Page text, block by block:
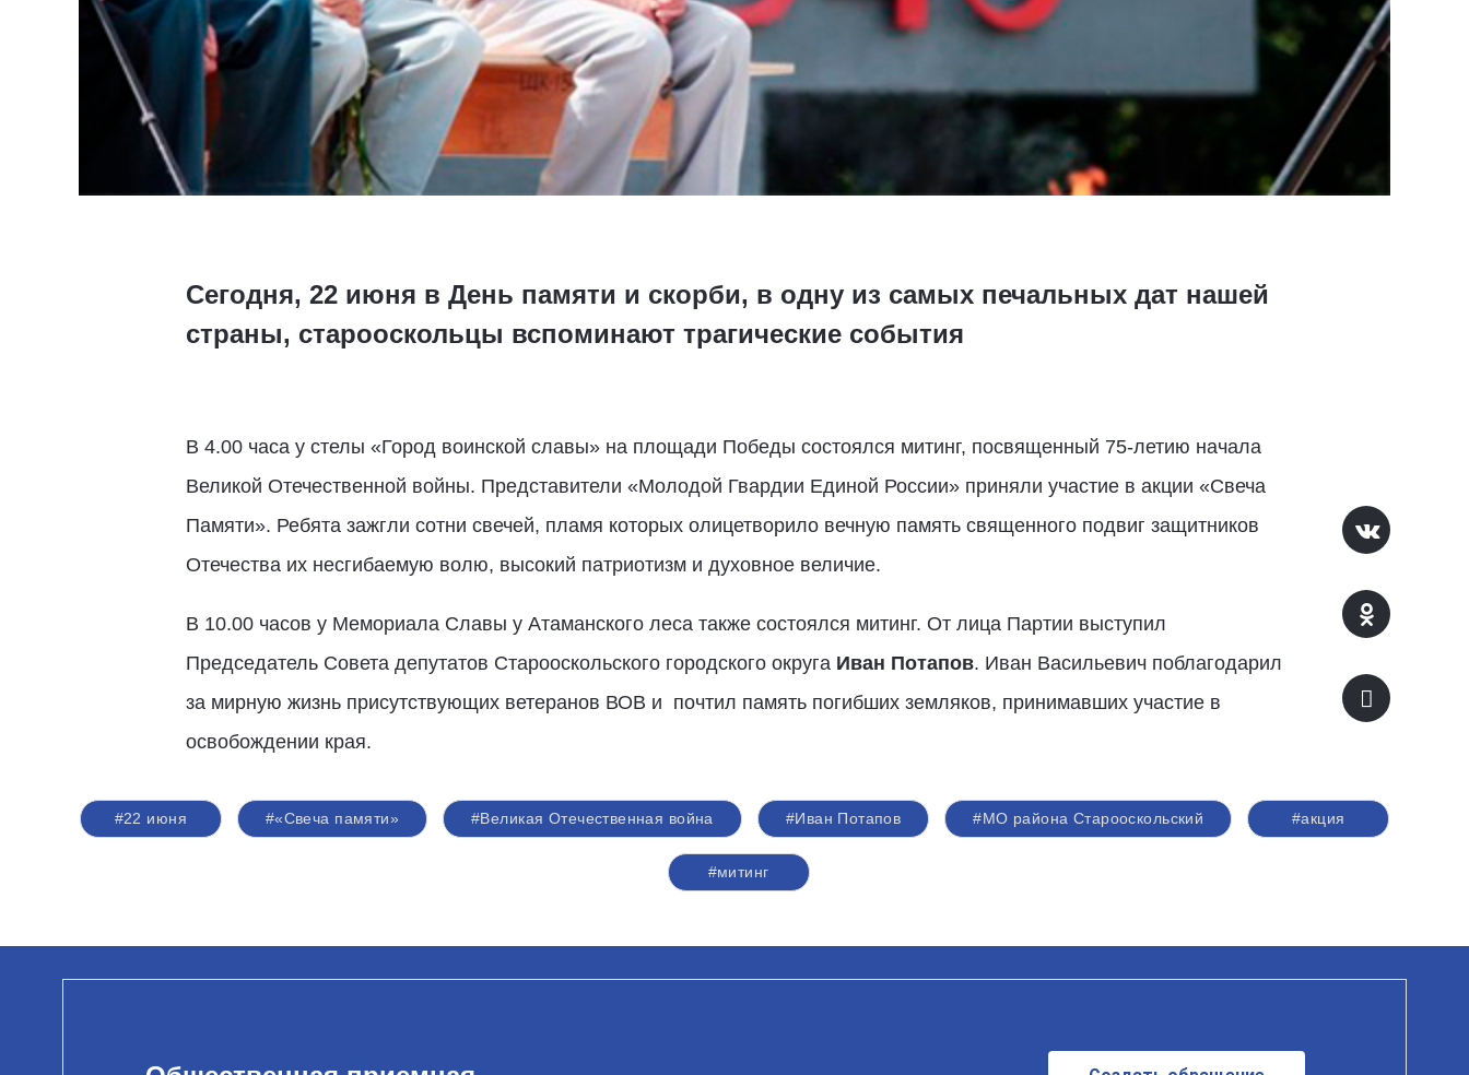
Сегодня, 22 июня в День памяти и скорби, в одну из самых печальных дат нашей
страны, старооскольцы вспоминают трагические события
В 4.00 часа у стелы «Город воинской славы» на площади Победы состоялся митинг, посвященный 75-летию начала
Великой Отечественной войны. Представители «Молодой Гвардии Единой России» приняли участие в акции «Свеча
Памяти». Ребята зажгли сотни свечей, пламя которых олицетворило вечную память священного подвиг защитников
Отечества их несгибаемую волю, высокий патриотизм и духовное величие.
В 10.00 часов у Мемориала Славы у Атаманского леса также состоялся митинг. От лица Партии выступил
Председатель Совета депутатов Старооскольского городского округа Иван Потапов. Иван Васильевич поблагодарил
за мирную жизнь присутствующих ветеранов ВОВ и почтил память погибших земляков, принимавших участие в
освобождении края.
#22 июня #«Свеча памяти» #Великая Отечественная война #Иван Потапов #МО района Старооскольский #акция
#митинг